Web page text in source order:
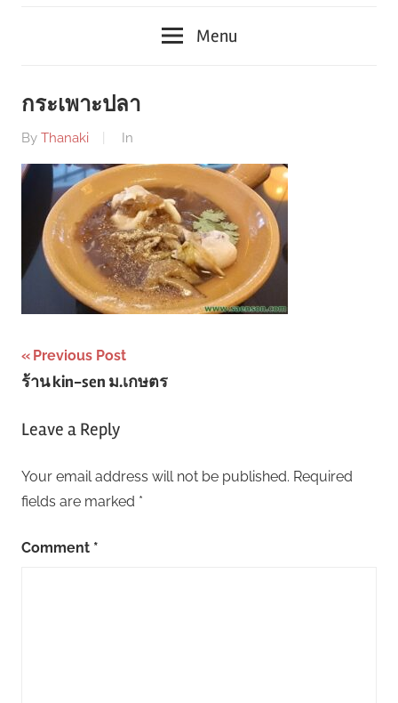
Menu
กระเพาะปลา
By Thanaki In
Post
navigation
Previous Post
ร้าน kin-sen ม.เกษตร
Leave a Reply
Your email address will not be published. Required
fields are marked *
Comment *